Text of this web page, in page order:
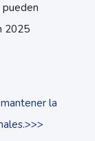
2025
la